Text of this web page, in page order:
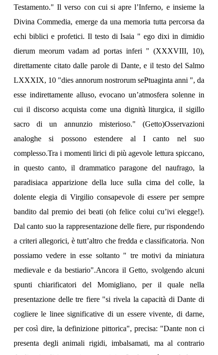
Testamento." Il verso con cui si apre l’Inferno, e insieme la
Divina Commedia, emerge da una memoria tutta percorsa da
echi biblici e profetici. Il testo di Isaia " ego dixi in dimidio
dierum meorum vadam ad portas inferi " (XXXVIII, 10),
direttamente citato dalle parole di Dante, e il testo del Salmo
LXXXIX, 10 "dies annorum nostrorum sePtuaginta anni ", da
esse indirettamente alluso, evocano un’atmosfera solenne in
cui il discorso acquista come una dignità liturgica, il sigillo
sacro di un annunzio misterioso." (Getto)Osservazioni
analoghe si possono estendere al I canto nel suo
complesso.Tra i momenti lirici di più agevole lettura spiccano,
in questo canto, il drammatico paragone del naufrago, la
paradisiaca apparizione della luce sulla cima del colle, la
dolente elegia di Virgilio consapevole di essere per sempre
bandito dal premio dei beati (oh felice colui cu’ivi elegge!).
Dal canto suo la rappresentazione delle fiere, pur rispondendo
a criteri allegorici, è tutt’altro che fredda e classificatoria. Non
possiamo vedere in esse soltanto " tre motivi da miniatura
medievale e da bestiario".Ancora il Getto, svolgendo alcuni
spunti chiarificatori del Momigliano, per il quale nella
presentazione delle tre fiere "si rivela la capacità di Dante di
cogliere le linee significative di un essere vivente, di darne,
per così dire, la definizione pittorica", precisa: "Dante non ci
presenta degli animali rigidi, imbalsamati, ma al contrario